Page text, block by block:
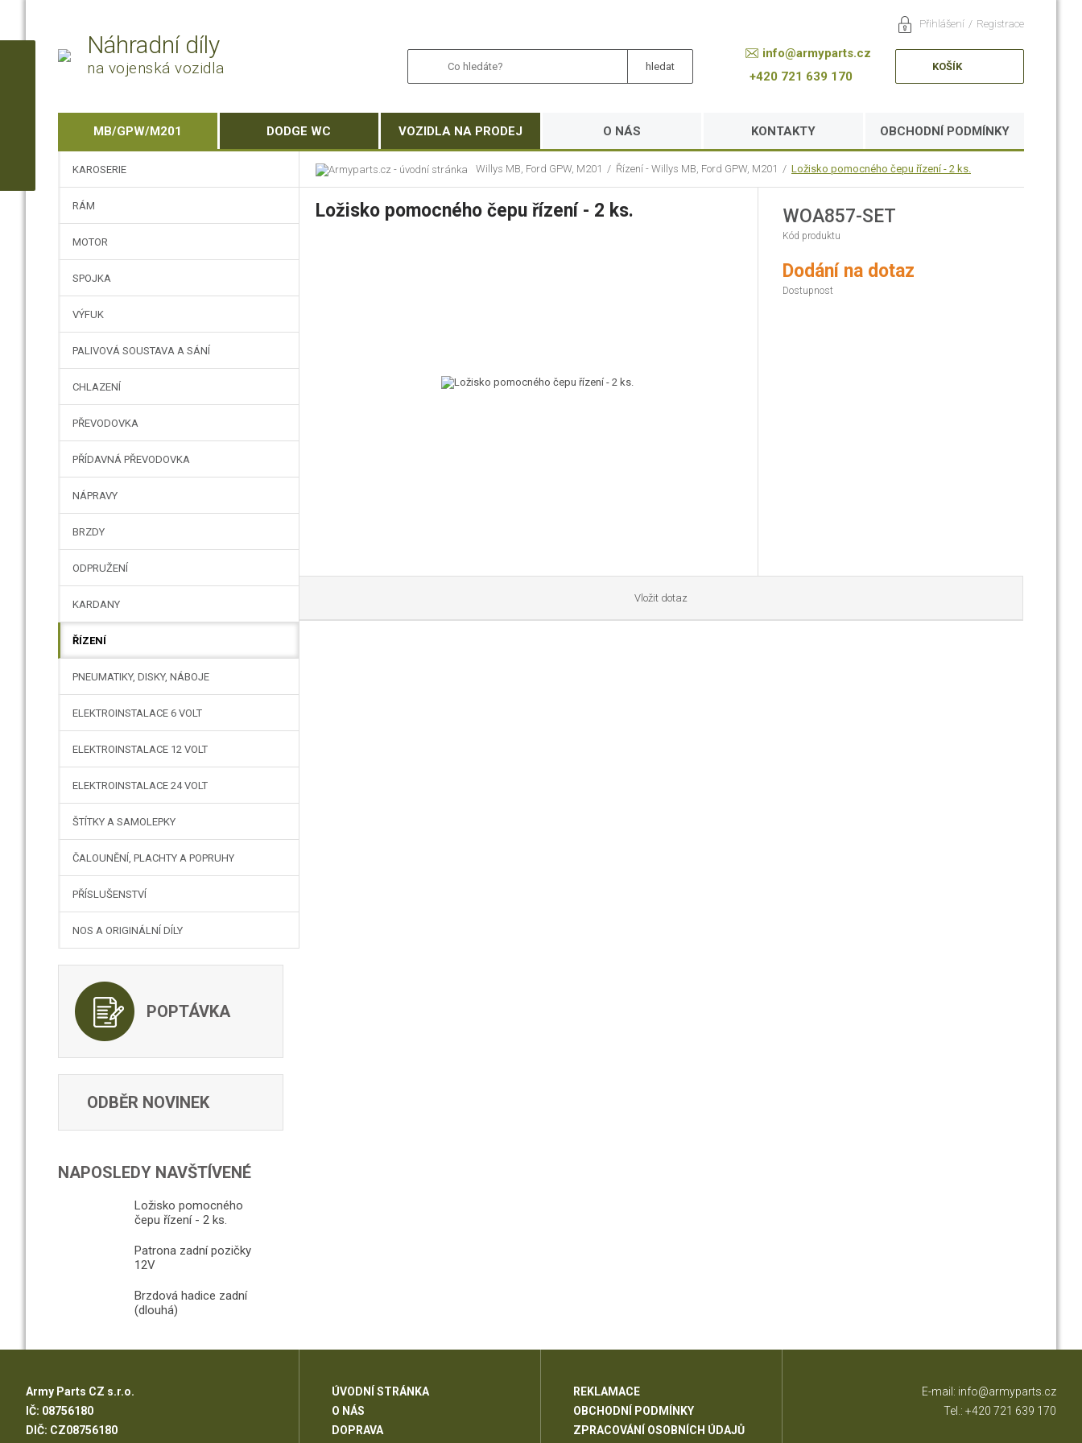
Náhradní díly
na vojenská vozidla
info@armyparts.cz
+420 721 639 170
Přihlášení / Registrace
KOŠÍK
MB/GPW/M201 DODGE WC VOZIDLA NA PRODEJ O NÁS KONTAKTY OBCHODNÍ PODMÍNKY
Willys MB, Ford GPW, M201 / Řízení - Willys MB, Ford GPW, M201 / Ložisko pomocného čepu řízení - 2 ks.
Ložisko pomocného čepu řízení - 2 ks. WOA857-SET
Kód produktu
Dodání na dotaz
Dostupnost
Vložit dotaz
KAROSERIE
RÁM
MOTOR
SPOJKA
VÝFUK
PALIVOVÁ SOUSTAVA A SÁNÍ
CHLAZENÍ
PŘEVODOVKA
PŘÍDAVNÁ PŘEVODOVKA
NÁPRAVY
BRZDY
ODPRUŽENÍ
KARDANY
ŘÍZENÍ
PNEUMATIKY, DISKY, NÁBOJE
ELEKTROINSTALACE 6 VOLT
ELEKTROINSTALACE 12 VOLT
ELEKTROINSTALACE 24 VOLT
ŠTÍTKY A SAMOLEPKY
ČALOUNĚNÍ, PLACHTY A POPRUHY
PŘÍSLUŠENSTVÍ
NOS A ORIGINÁLNÍ DÍLY
POPTÁVKA
ODBĚR NOVINEK
NAPOSLEDY NAVŠTÍVENÉ
Ložisko pomocného
čepu řízení - 2 ks.
Patrona zadní pozičky
12V
Brzdová hadice zadní
(dlouhá)
Army Parts CZ s.r.o.
IČ: 08756180
DIČ: CZ08756180
ÚVODNÍ STRÁNKA
O NÁS
DOPRAVA
REKLAMACE
OBCHODNÍ PODMÍNKY
ZPRACOVÁNÍ OSOBNÍCH ÚDAJŮ
E-mail: info@armyparts.cz
Tel.: +420 721 639 170